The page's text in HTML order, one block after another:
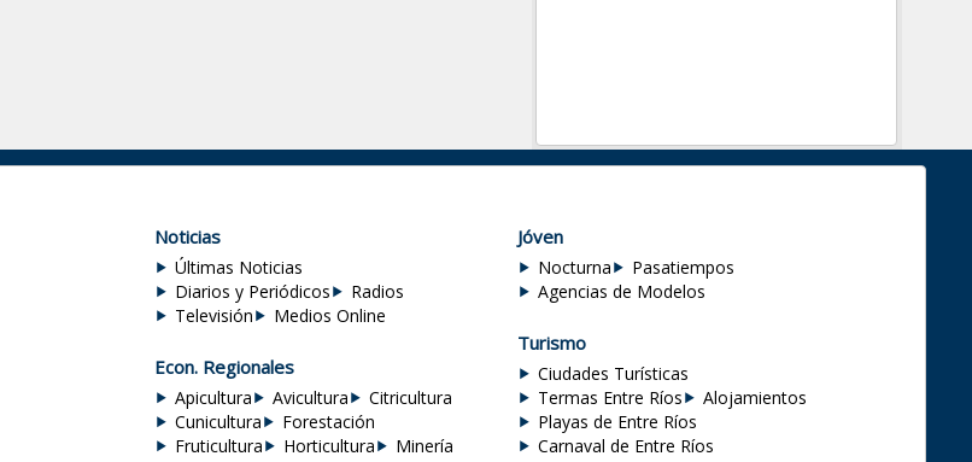
Noticias
Últimas Noticias
Diarios y Periódicos
Radios
Televisión
Medios Online
Econ. Regionales
Apicultura Avicultura
Citricultura
Cunicultura
Forestación
Fruticultura
Horticultura
Minería
Jóven
Nocturna
Pasatiempos
Agencias de Modelos
Turismo
Ciudades Turísticas
Termas Entre Ríos
Alojamientos
Playas de Entre Ríos
Carnaval de Entre Ríos